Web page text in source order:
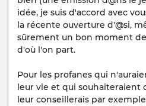
idée, je suis d'accord avec
la récente ouverture d'@si,
sûrement un bon moment
d'où l'on part.
Pour les profanes qui
leur vie et qui souhaiteraient
leur conseillerais par